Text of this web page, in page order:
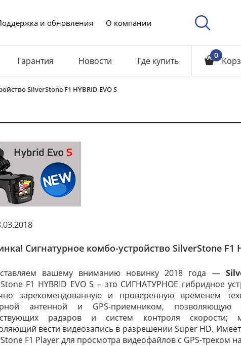
и обновления О компании
Гарантия Новости Где купить 0
SilverStone F1 HYBRID EVO S
Сигнатурное комбо-устройство SilverStone F1
вашему вниманию новинку 2018 года —
F1 HYBRID EVO S – это СИГНАТУРНОЕ гибридное
зарекомендованную и проверенную временем
антенной и GPS-приемником, позволяющую
радаров и систем контроля скорости;
вести видеозапись в разрешении Super HD.
F1 Player для просмотра видеофайлов с GPS-треком